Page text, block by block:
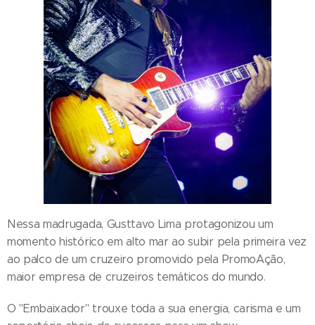
Nessa madrugada, Gusttavo Lima protagonizou um
momento histórico em alto mar ao subir pela primeira vez
ao palco de um cruzeiro promovido pela PromoAção,
maior empresa de cruzeiros temáticos do mundo.
O "Embaixador" trouxe toda a sua energia, carisma e um